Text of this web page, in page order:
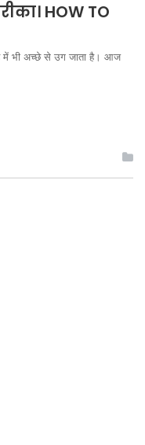
HOW TO
भी अच्छे से उग जाता है। आज